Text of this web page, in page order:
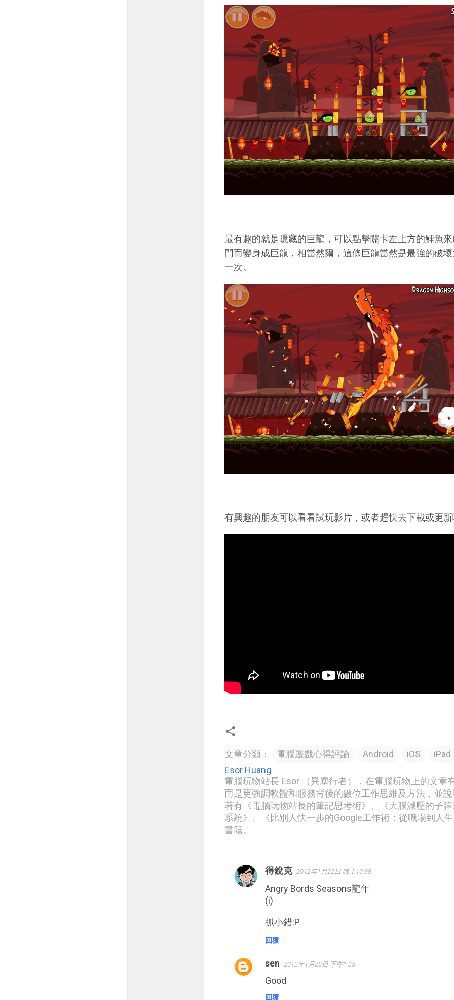
最有趣的就是隱藏的巨龍，可以點擊關卡左上方的鯉魚
門而變身成巨龍，相當然爾，這條巨龍當然是最強的破
一次。
有興趣的朋友可以看看試玩影片，或者趕快去下載或更
文章分類： 電腦遊戲心得評論 Android iOS
iPad
Esor Huang
電腦玩物站長 Esor （異塵行者），在電腦玩物上的文章
而是更強調軟體和服務背後的數位工作思維及方法，並
著有《電腦玩物站長的筆記思考術》、《大腦減壓的子
系統》、《比別人快一步的Google工作術：從職場到人
書籍。
留
言
得銳克 2012年1月22日 晚上10:38
Angry Bords Seasons龍年
(i)
抓小錯:P
回覆
sen 2012年1月28日 下午1:35
Good
回覆